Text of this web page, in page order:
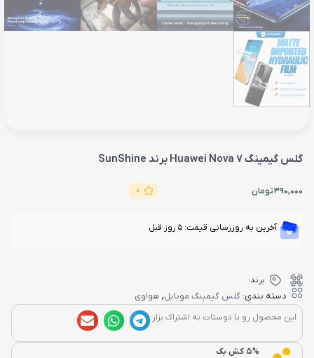
گلس گیمینگ Huawei Nova 7 برند SunShine
390,000تومان 0
آخرین به روزرسانی قیمت: 5 روز قبل
برند:
دسته بندی: گلس گیمینگ موبایل, هواوی
این محصول رو با دوستات به اشتراک بزار:
5% کش بک